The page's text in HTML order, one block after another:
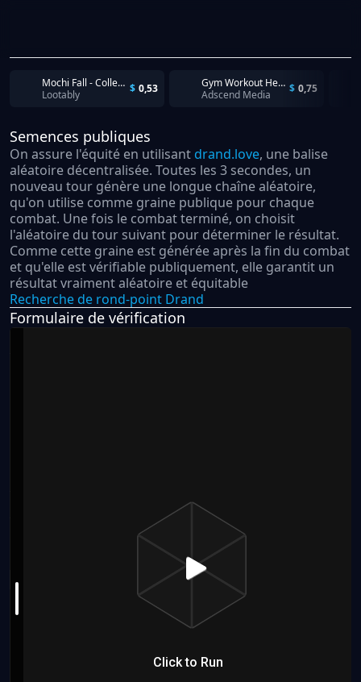
Mochi Fall - Collect 900 Stars.
Lootably
$ 0,53
Gym Workout Hero: Idle Clicker - iOS - US - CPI
Adscend Media
$ 0,75
Semences publiques
On assure l'équité en utilisant drand.love, une balise
aléatoire décentralisée. Toutes les 3 secondes, un
nouveau tour génère une longue chaîne aléatoire,
qu'on utilise comme graine publique pour chaque
combat. Une fois le combat terminé, on choisit
l'aléatoire du tour suivant pour déterminer le résultat.
Comme cette graine est générée après la fin du combat
et qu'elle est vérifiable publiquement, elle garantit un
résultat vraiment aléatoire et équitable
Recherche de rond-point Drand
Formulaire de vérification